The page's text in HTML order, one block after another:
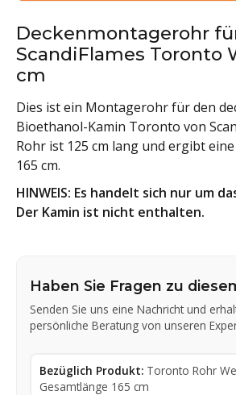
Deckenmontagerohr
ScandiFlames Toronto
cm
Dies ist ein Montagerohr für den
Bioethanol-Kamin Toronto von
Rohr ist 125 cm lang und ergibt
165 cm.
HINWEIS: Es handelt sich nur um
Der Kamin ist nicht enthalten.
Haben Sie Fragen zu
Senden Sie uns eine Nachricht und
persönliche Beratung von unseren
Bezüglich Produkt: Toronto Rohr
Gesamtlänge 165 cm